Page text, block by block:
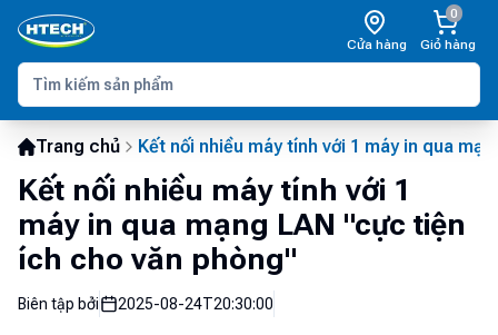
Cửa hàng
0
Giỏ hàng
Trang chủ Kết nối nhiều máy tính với 1 máy in qua
Kết nối nhiều máy tính với 1
máy in qua mạng LAN "cực tiện
ích cho văn phòng"
Biên tập bởi 2025-08-24T20:30:00